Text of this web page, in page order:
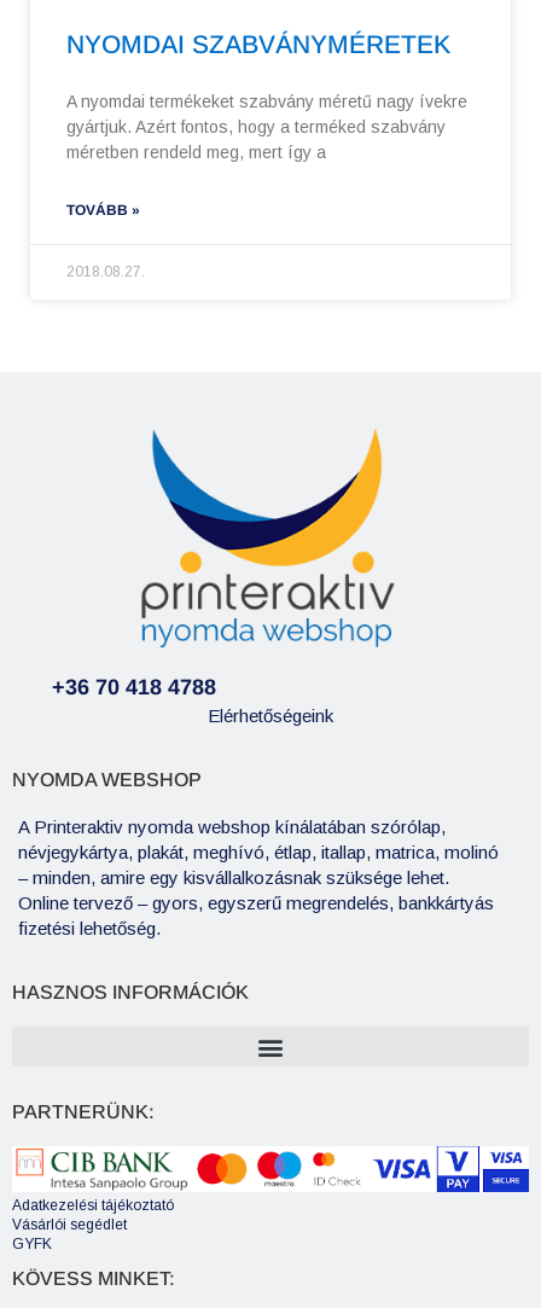
NYOMDAI SZABVÁNYMÉRETEK
A nyomdai termékeket szabvány méretű nagy ívekre
gyártjuk. Azért fontos, hogy a terméked szabvány
méretben rendeld meg, mert így a
TOVÁBB »
2018.08.27.
+36 70 418 4788
Elérhetőségeink
NYOMDA WEBSHOP
A Printeraktiv nyomda webshop kínálatában szórólap,
névjegykártya, plakát, meghívó, étlap, itallap, matrica, molinó
– minden, amire egy kisvállalkozásnak szüksége lehet.
Online tervező – gyors, egyszerű megrendelés, bankkártyás
fizetési lehetőség.
HASZNOS INFORMÁCIÓK
PARTNERÜNK:
Adatkezelési tájékoztató
Vásárlói segédlet
GYFK
KÖVESS MINKET: